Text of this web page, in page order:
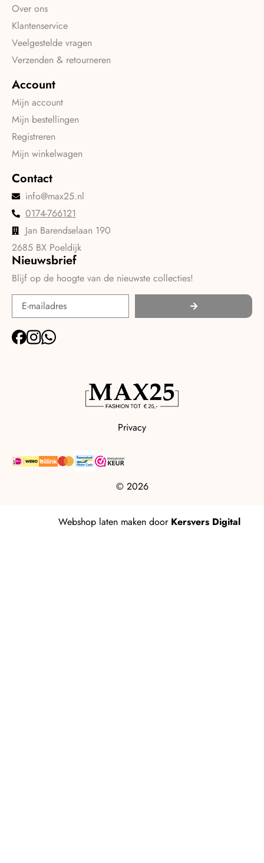
Over ons
Klantenservice
Veelgestelde vragen
Verzenden & retourneren
Account
Mijn account
Mijn bestellingen
Registreren
Mijn winkelwagen
Contact
info@max25.nl
0174-766121
Jan Barendselaan 190
2685 BX Poeldijk
Nieuwsbrief
Blijf op de hoogte van de nieuwste collecties!
Privacy
© 2026
Webshop laten maken door Kersvers Digital